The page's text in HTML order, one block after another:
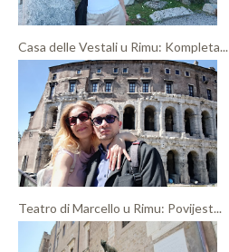
Casa delle Vestali u Rimu: Kompleta...
Teatro di Marcello u Rimu: Povijest...